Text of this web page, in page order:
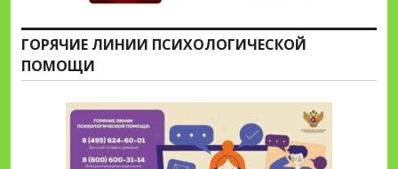
ГОРЯЧИЕ ЛИНИИ ПСИХОЛОГИЧЕСКОЙ
ПОМОЩИ